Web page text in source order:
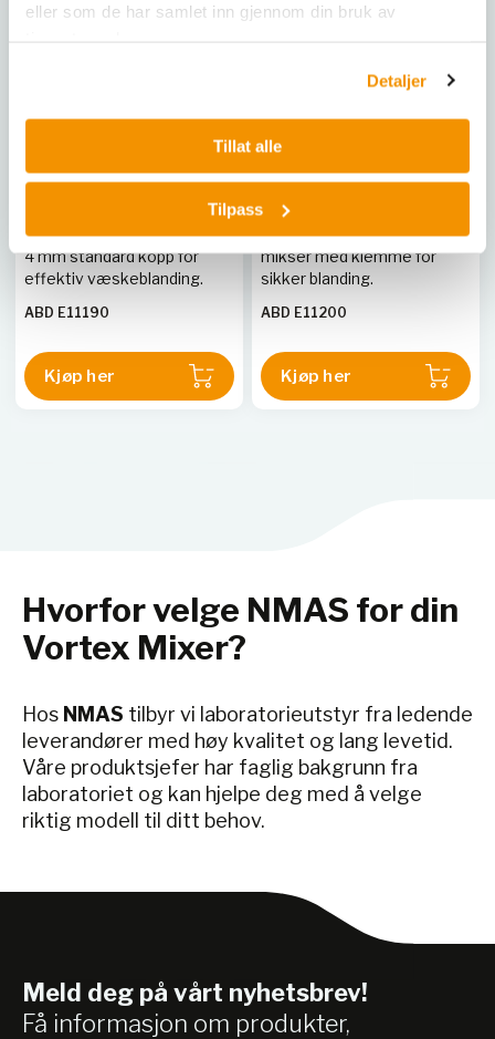
eller som de har samlet inn gjennom din bruk av
Detaljer
Tillat alle
Tilpass
ABDOS LABTECH
Vortexmikser, 4 mm
standard kopp
Justerbar vortexmikser med
4 mm standard kopp for
effektiv væskeblanding.
ABD E11190
Kjøp her
ABDOS LABTECH
Swirlex
Mikrotiterplatformikser,
inkludert mikrotiterplate-
klemme
Dedikert mikrotiterplate-
mikser med klemme for
sikker blanding.
ABD E11200
Kjøp her
Hvorfor velge NMAS for din
Vortex Mixer?
Hos NMAS tilbyr vi laboratorieutstyr fra ledende
leverandører med høy kvalitet og lang levetid.
Våre produktsjefer har faglig bakgrunn fra
laboratoriet og kan hjelpe deg med å velge
riktig modell til ditt behov.
Meld deg på vårt nyhetsbrev!
Få informasjon om produkter,